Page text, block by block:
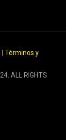
Términos y
ALL RIGHTS